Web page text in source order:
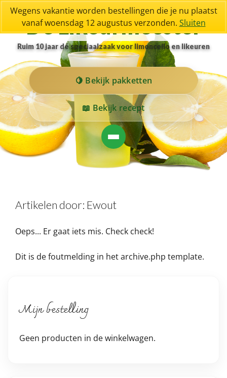
De Likeurmeester
Ruim 10 jaar dé speciaalzaak voor limoncello en likeuren
Bekijk pakketten
Bekijk recept
Artikelen door: Ewout
Oeps... Er gaat iets mis. Check check!
Dit is de foutmelding in het archive.php template.
Mijn bestelling
Geen producten in de winkelwagen.
Wegens vakantie worden bestellingen die je nu plaatst
vanaf woensdag 12 augustus verzonden. Sluiten